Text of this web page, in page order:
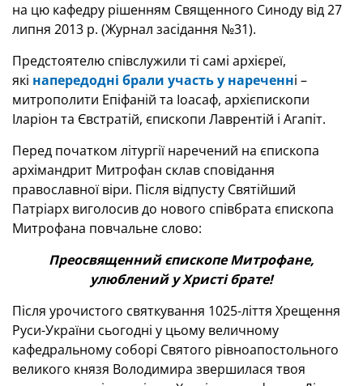
на цю кафедру рішенням Священного Синоду від 27
липня 2013 р. (Журнал засідання №31).
Предстоятелю співслужили ті самі архієреї,
які напередодні брали участь у нареченні –
митрополити Епіфаній та Іоасаф, архієпископи
Іларіон та Євстратій, єпископи Лаврентій і Агапіт.
Перед початком літургії наречений на єпископа
архімандрит Митрофан склав сповідання
православної віри. Після відпусту Святійший
Патріарх виголосив до нового співбрата єпископа
Митрофана повчальне слово:
Преосвященний єпископе Митрофане,
улюблений у Христі брате!
Після урочистого святкування 1025-ліття Хрещення
Руси-України сьогодні у цьому величному
кафедральному соборі Святого рівноапостольного
великого князя Володимира звершилася твоя